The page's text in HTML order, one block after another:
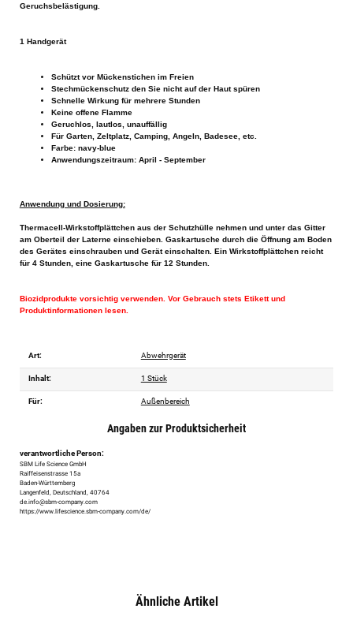
Geruchsbelästigung.
1 Handgerät
Schützt vor Mückenstichen im Freien
Stechmückenschutz den Sie nicht auf der Haut spüren
Schnelle Wirkung für mehrere Stunden
Keine offene Flamme
Geruchlos, lautlos, unauffällig
Für Garten, Zeltplatz, Camping, Angeln, Badesee, etc.
Farbe: navy-blue
Anwendungszeitraum: April - September
Anwendung und Dosierung:
Thermacell-Wirkstoffplättchen aus der Schutzhülle nehmen und unter das Gitter
am Oberteil der Laterne einschieben. Gaskartusche durch die Öffnung am Boden
des Gerätes einschrauben und Gerät einschalten. Ein Wirkstoffplättchen reicht
für 4 Stunden, eine Gaskartusche für 12 Stunden.
Biozidprodukte vorsichtig verwenden. Vor Gebrauch stets Etikett und
Produktinformationen lesen.
Art: Abwehrgerät
Inhalt: 1 Stück
Für: Außenbereich
Angaben zur Produktsicherheit
verantwortliche Person:
SBM Life Science GmbH
Raiffeisenstrasse 15a
Baden-Württemberg
Langenfeld, Deutschland, 40764
de.info@sbm-company.com
https://www.lifescience.sbm-company.com/de/
Ähnliche Artikel